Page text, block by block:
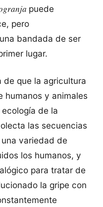
puede
pero
bandada de ser
lugar.
de que la agricultura
humanos y animales
de la
las secuencias
variedad de
los humanos, y
para tratar de
la gripe con